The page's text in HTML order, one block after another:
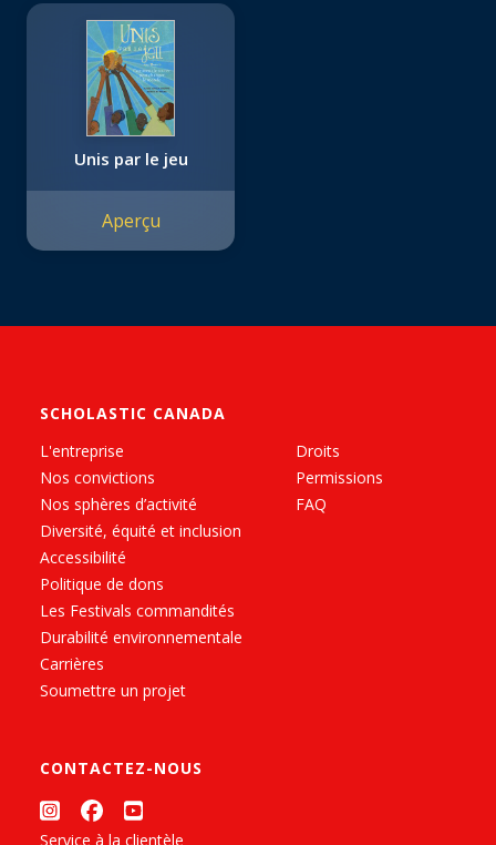
Unis par le jeu
Aperçu
SCHOLASTIC CANADA
L'entreprise
Nos convictions
Nos sphères d’activité
Diversité, équité et inclusion
Accessibilité
Politique de dons
Les Festivals commandités
Durabilité environnementale
Carrières
Soumettre un projet
Droits
Permissions
FAQ
CONTACTEZ-NOUS
Service à la clientèle